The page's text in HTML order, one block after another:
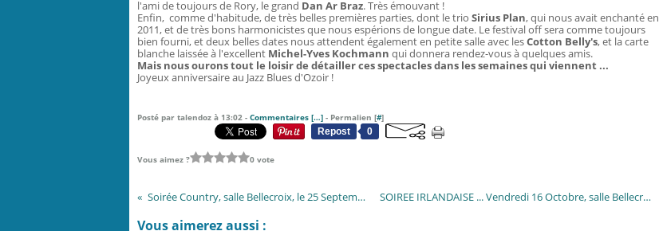
l'ami de toujours de Rory, le grand Dan Ar Braz. Très émouvant !
Enfin, comme d'habitude, de très belles premières parties, dont le trio Sirius Plan, qui nous avait enchanté en
2011, et de très bons harmonicistes que nous espérions de longue date. Le festival off sera comme toujours
bien fourni, et deux belles dates nous attendent également en petite salle avec lesCotton Belly's, et la carte
blanche laissée à l'excellent Michel-Yves Kochmann qui donnera rendez-vous à quelques amis.
Mais nous ourons tout le loisir de détailler ces spectacles dans les semaines qui viennent ...
Joyeux anniversaire au Jazz Blues d'Ozoir !
Posté par talendoz à 13:02 - Commentaires […] - Permalien [#]
Repost
0
Vous aimez ? 0 vote
Soirée Country, salle Bellecroix, le 25 Septembre SOIREE IRLANDAISE ... Vendredi 16 Octobre, salle Bellecroix
Vous aimerez aussi :